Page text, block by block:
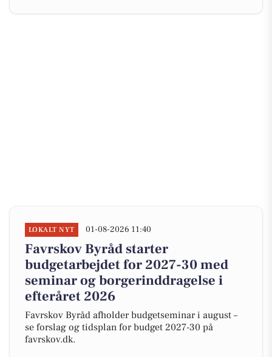
LOKALT NYT 01-08-2026 11:40
Favrskov Byråd starter
budgetarbejdet for 2027-30 med
seminar og borgerinddragelse i
efteråret 2026
Favrskov Byråd afholder budgetseminar i august –
se forslag og tidsplan for budget 2027-30 på
favrskov.dk.